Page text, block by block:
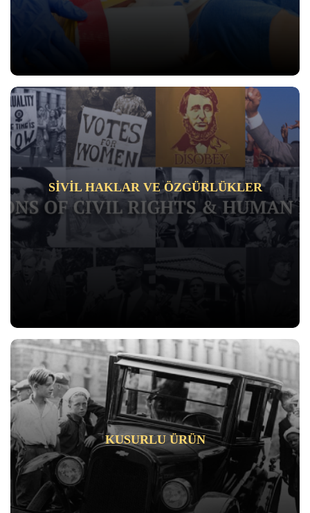
SIVIL HAKLAR VE ÖZGÜRLÜKLER
KUSURLU ÜRÜN